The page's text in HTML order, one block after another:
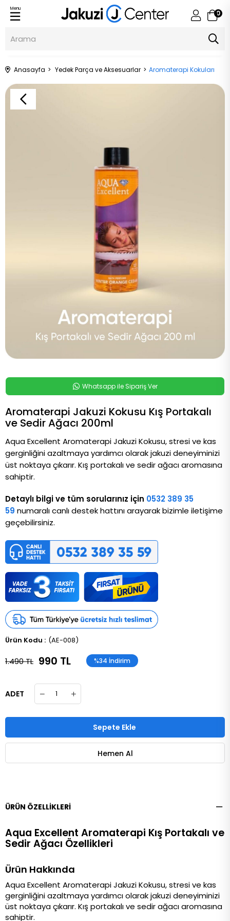
0
Menu
Anasayfa Yedek Parça ve Aksesuarlar Aromaterapi Kokuları
Whatsapp ile Sipariş Ver
Aromaterapi Jakuzi Kokusu Kış Portakalı
ve Sedir Ağacı 200ml
Aqua Excellent Aromaterapi Jakuzi Kokusu, stresi ve kas
gerginliğini azaltmaya yardımcı olarak jakuzi deneyiminizi
üst noktaya çıkarır. Kış portakalı ve sedir ağacı aromasına
sahiptir.
Detaylı bilgi ve tüm sorularınız için 0532 389 35
59 numaralı canlı destek hattını arayarak bizimle iletişime
geçebilirsiniz.
(AE-008)
1.490 TL 990 TL %34 İndirim
ADET
ÜRÜN ÖZELLIKLERI
Aqua Excellent Aromaterapi Kış Portakalı ve
Sedir Ağacı Özellikleri
Ürün Hakkında
Aqua Excellent Aromaterapi Jakuzi Kokusu, stresi ve kas
gerginliğini azaltmaya yardımcı olarak jakuzi deneyiminizi
üst noktaya çıkarır. Kış portakalı ve sedir ağacı aromasına
sahiptir.